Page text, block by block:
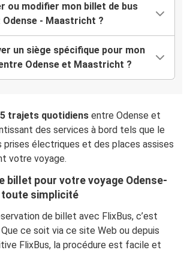
ou modifier mon billet de bus
- Maastricht ?
un siège spécifique pour mon
Odense et Maastricht ?
5 trajets quotidiens entre Odense et
des services à bord tels que le
prises électriques et des places assises
votre voyage.
billet pour votre voyage Odense-
simplicité
de billet avec FlixBus, c’est
ce soit via ce site Web ou depuis
FlixBus, la procédure est facile et